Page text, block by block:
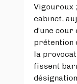
Vigouroux
cabinet,
d’une cour
prétention
la
fissent